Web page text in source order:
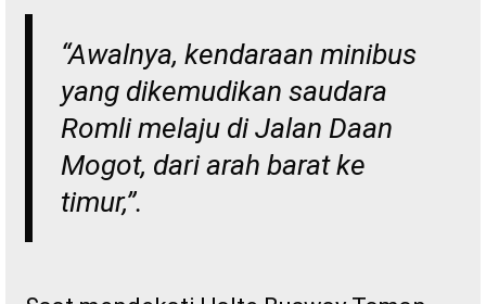
“Awalnya, kendaraan minibus
yang dikemudikan saudara
Romli melaju di Jalan Daan
Mogot, dari arah barat ke
timur,”.